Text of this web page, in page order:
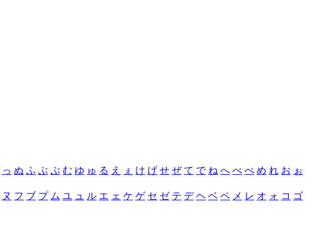
っ ぬ ふ ぶ ぷ む ゆ ゅ る え ぇ け げ せ ぜ て で ね へ べ ぺ め れ お ぉ
ヌ フ ブ プ ム ユ ュ ル エ ェ ケ ゲ セ ゼ テ デ ヘ ベ ペ メ レ オ ォ コ ゴ